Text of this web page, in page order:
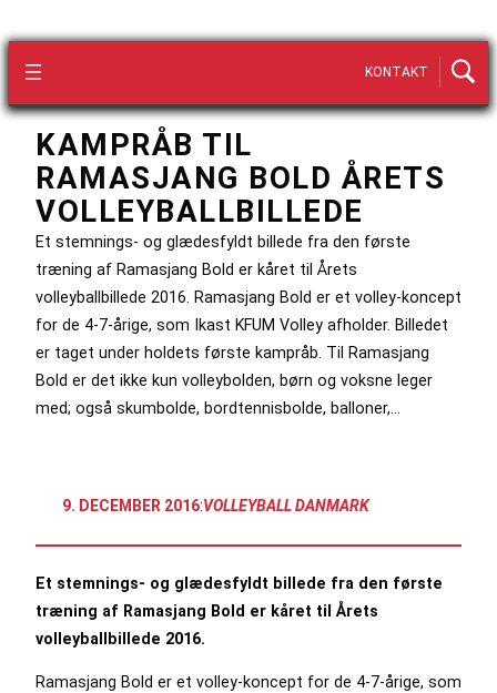
KONTAKT
KAMPRÅB TIL
RAMASJANG BOLD ÅRETS
VOLLEYBALLBILLEDE
Et stemnings- og glædesfyldt billede fra den første
træning af Ramasjang Bold er kåret til Årets
volleyballbillede 2016. Ramasjang Bold er et volley-koncept
for de 4-7-årige, som Ikast KFUM Volley afholder. Billedet
er taget under holdets første kampråb. Til Ramasjang
Bold er det ikke kun volleybolden, børn og voksne leger
med; også skumbolde, bordtennisbolde, balloner,…
9. DECEMBER 2016:VOLLEYBALL DANMARK
Et stemnings- og glædesfyldt billede fra den første
træning af Ramasjang Bold er kåret til Årets
volleyballbillede 2016.
Ramasjang Bold er et volley-koncept for de 4-7-årige, som